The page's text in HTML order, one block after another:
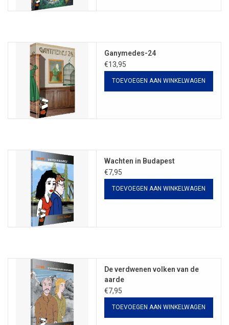
Ganymedes-24
€13,95
TOEVOEGEN AAN WINKELWAGEN
Wachten in Budapest
€7,95
TOEVOEGEN AAN WINKELWAGEN
De verdwenen volken van de
aarde
€7,95
TOEVOEGEN AAN WINKELWAGEN